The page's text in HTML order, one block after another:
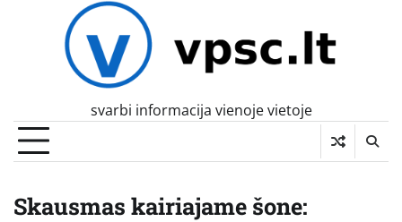
svarbi informacija vienoje vietoje
Skausmas kairiajame šone: